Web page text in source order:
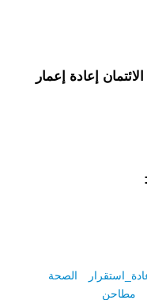
إعادة إعمار
الصحة
مطاحن